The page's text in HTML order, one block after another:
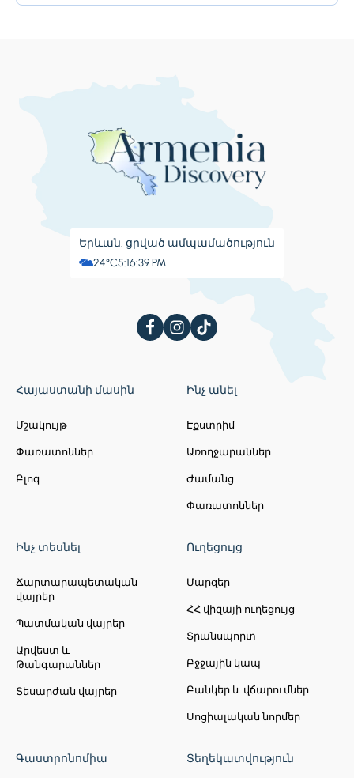
Երևան. ցրված ամպամածություն
24°C5:16:40 PM
Հայաստանի մասին
Մշակույթ
Փառատոններ
Բլոգ
Ինչ անել
Էքստրիմ
Առողջարաններ
Ժամանց
Փառատոններ
Ինչ տեսնել
Ճարտարապետական
վայրեր
Պատմական վայրեր
Արվեստ և
Թանգարաններ
Տեսարժան վայրեր
Ուղեցույց
Մարզեր
ՀՀ վիզայի ուղեցույց
Տրանսպորտ
Բջջային կապ
Բանկեր և վճարումներ
Սոցիալական նորմեր
Գաստրոնոմիա Տեղեկատվություն